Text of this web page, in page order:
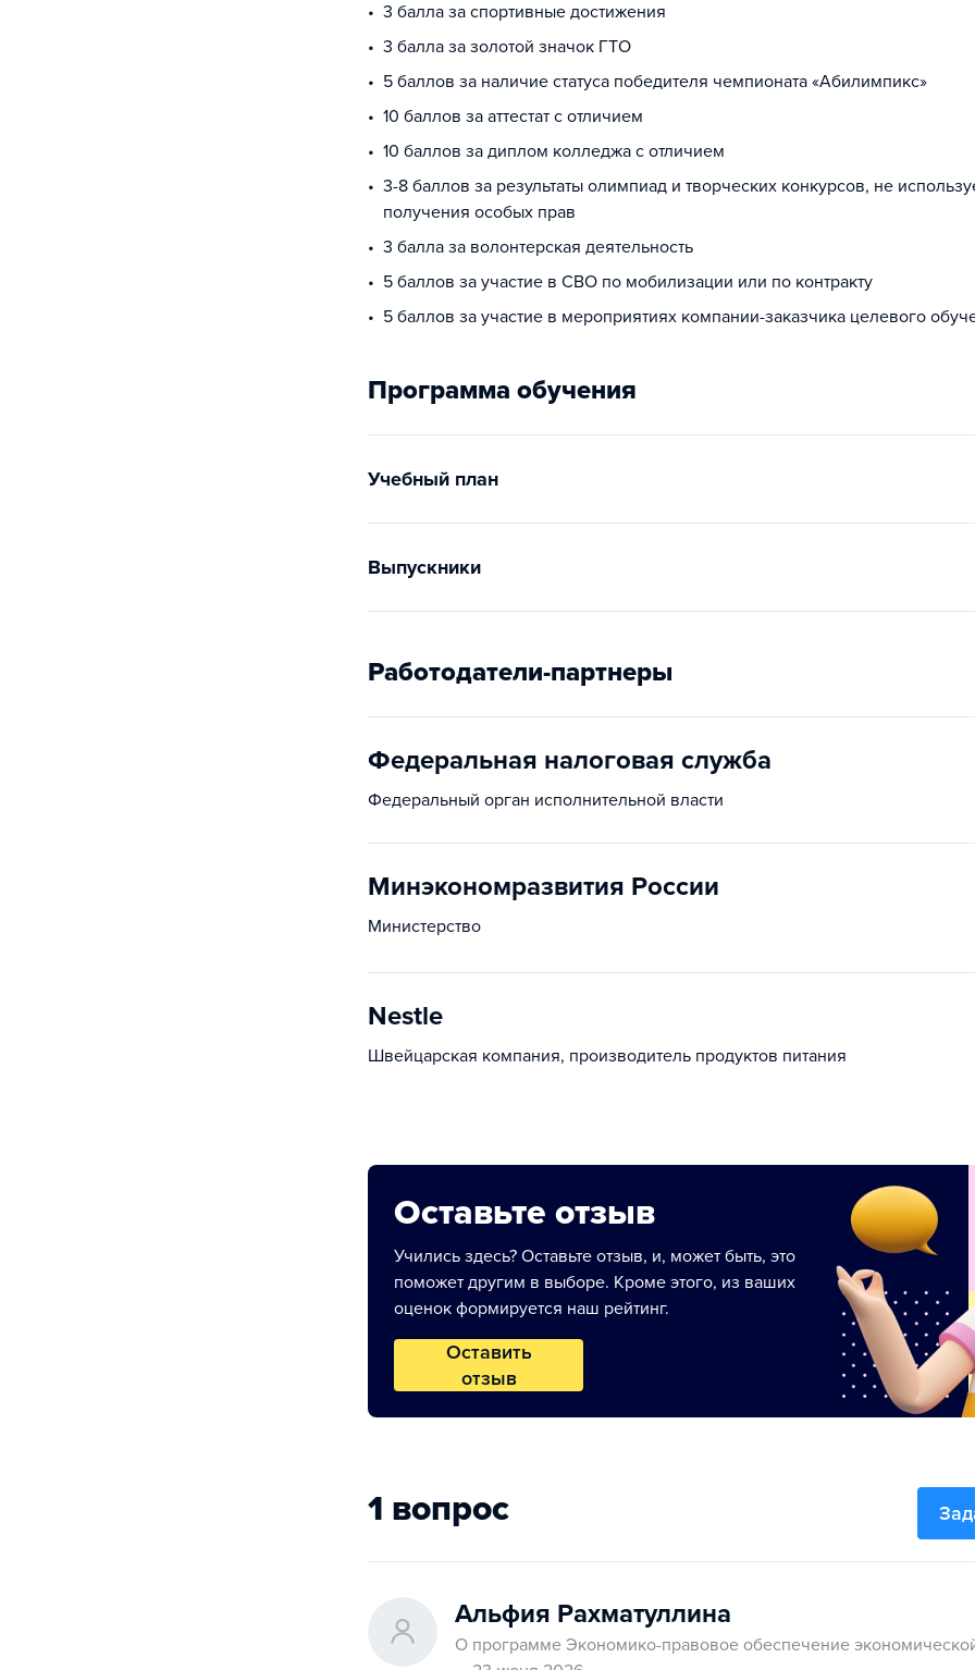
3 балла за спортивные достижения
3 балла за золотой значок ГТО
5 баллов за наличие статуса победителя чемпионата «Абилимпикс»
10 баллов за аттестат с отличием
10 баллов за диплом колледжа с отличием
3-8 баллов за результаты олимпиад и творческих конкурсов, не
получения особых прав
3 балла за волонтерская деятельность
5 баллов за участие в СВО по мобилизации или по контракту
5 баллов за участие в мероприятиях компании-заказчика целевого
Программа обучения
Учебный план
Выпускники
Работодатели-партнеры
Федеральная налоговая служба
Федеральный орган исполнительной власти
Минэкономразвития России
Министерство
Nestle
Швейцарская компания, производитель продуктов питания
Оставьте отзыв
Учились здесь? Оставьте отзыв, и, может быть, это
поможет другим в выборе. Кроме этого, из ваших
оценок формируется наш рейтинг.
Оставить
отзыв
1 вопрос
Альфия Рахматуллина
О программе Экономико-правовое обеспечение